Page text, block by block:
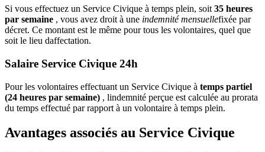
Si vous effectuez un Service Civique à temps plein, soit 35 heures
par semaine , vous avez droit à une indemnité mensuellefixée par
décret. Ce montant est le même pour tous les volontaires, quel que
soit le lieu daffectation.
Salaire Service Civique 24h
Pour les volontaires effectuant un Service Civique à temps partiel
(24 heures par semaine) , lindemnité perçue est calculée au prorata
du temps effectué par rapport à un volontaire à temps plein.
Avantages associés au Service Civique